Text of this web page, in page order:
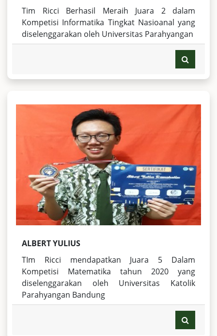
Tim Ricci Berhasil Meraih Juara 2 dalam
Kompetisi Informatika Tingkat Nasioanal yang
diselenggarakan oleh Universitas Parahyangan
ALBERT YULIUS
TIm Ricci mendapatkan Juara 5 Dalam
Kompetisi Matematika tahun 2020 yang
diselenggarakan oleh Universitas Katolik
Parahyangan Bandung